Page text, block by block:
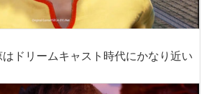
ドリームキャスト時代にかなり近い